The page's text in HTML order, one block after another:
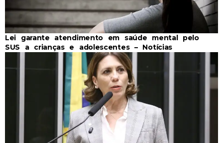
Lei garante atendimento em saúde mental pelo
SUS a crianças e adolescentes – Notícias